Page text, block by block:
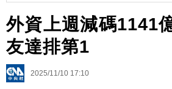
外資上週減碼1141
友達排第1
2025/11/10 17:10